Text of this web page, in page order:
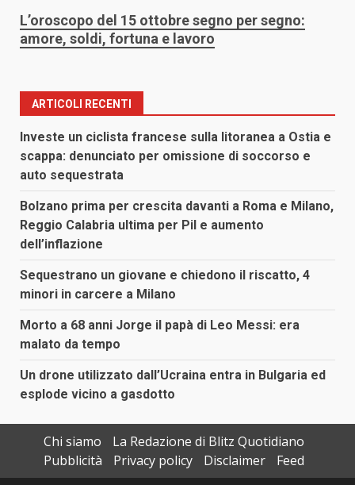
L’oroscopo del 15 ottobre segno per segno:
amore, soldi, fortuna e lavoro
ARTICOLI RECENTI
Investe un ciclista francese sulla litoranea a Ostia e
scappa: denunciato per omissione di soccorso e
auto sequestrata
Bolzano prima per crescita davanti a Roma e Milano,
Reggio Calabria ultima per Pil e aumento
dell’inflazione
Sequestrano un giovane e chiedono il riscatto, 4
minori in carcere a Milano
Morto a 68 anni Jorge il papà di Leo Messi: era
malato da tempo
Un drone utilizzato dall’Ucraina entra in Bulgaria ed
esplode vicino a gasdotto
Chi siamo
La Redazione di Blitz Quotidiano
Pubblicità
Privacy policy Disclaimer Feed